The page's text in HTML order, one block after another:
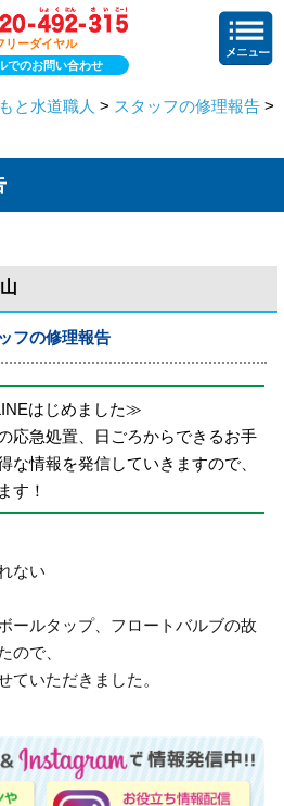
リーダイヤル
でのお問い合わせ
と水道職人 > スタッフの修理報告 >
フの修理報告
はじめました≫
応急処置、日ごろからできるお手
な情報を発信していきますので、
す！
ない
ールタップ、フロートバルブの故
ので、
ていただきました。